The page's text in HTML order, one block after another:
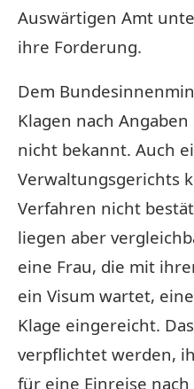
Auswärtigen Amt
ihre Forderung.
Dem
Klagen nach
nicht bekannt. Auch
Verwaltungsgerichts
Verfahren nicht
liegen aber
eine Frau, die mit
ein Visum wartet,
Klage eingereicht.
verpflichtet werden,
für eine Einreise